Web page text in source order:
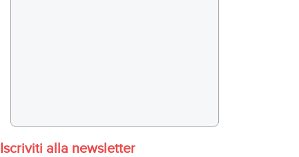
Iscriviti alla newsletter